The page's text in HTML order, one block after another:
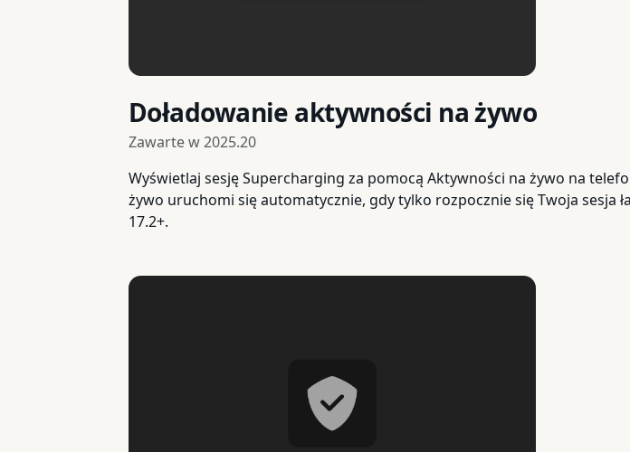
Doładowanie aktywności na żywo
Zawarte w2025.20
Wyświetlaj sesję Supercharging za pomocą Aktywności na żywo na
żywo uruchomi się automatycznie, gdy tylko rozpocznie się Twoja sesja
17.2+.